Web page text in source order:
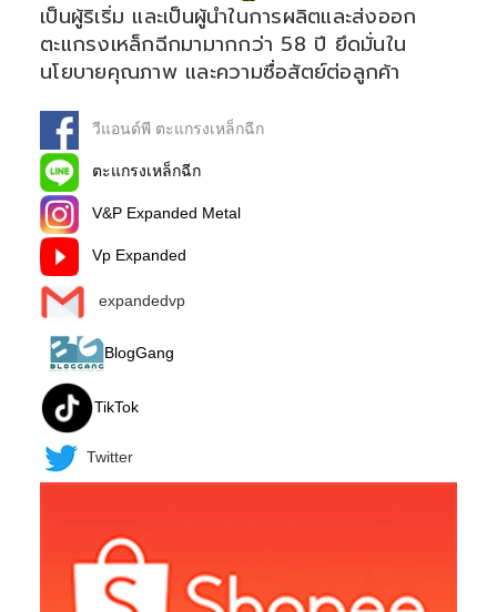
เป็นผู้ริเริ่ม และเป็นผู้นำในการผลิตและส่งออก
ตะแกรงเหล็กฉีกมามากกว่า 58 ปี ยึดมั่นใน
นโยบายคุณภาพ และความซื่อสัตย์ต่อลูกค้า
วีแอนด์พี ตะแกรงเหล็กฉีก
ตะแกรงเหล็กฉีก
V&P Expanded Metal
Vp Expanded
expandedvp
BlogGang
TikTok
Twitter